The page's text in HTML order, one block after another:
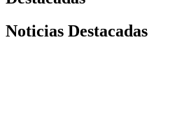
Noticias Destacadas